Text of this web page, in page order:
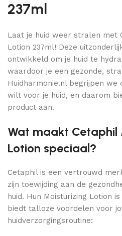
237ml
Laat je huid weer stralen met
Lotion 237ml! Deze
ontwikkeld om je huid te
waardoor je een gezonde,
Huidharmonie.nl begrijpen
wilt voor je huid, en daarom
product aan.
Wat maakt Cetaphil
Lotion speciaal?
Cetaphil is een vertrouwd
zijn toewijding aan de
huid. Hun Moisturizing Lotion
biedt talloze voordelen voor
huidverzorgingsroutine: